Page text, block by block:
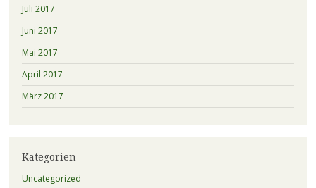
Juli 2017
Juni 2017
Mai 2017
April 2017
März 2017
Kategorien
Uncategorized